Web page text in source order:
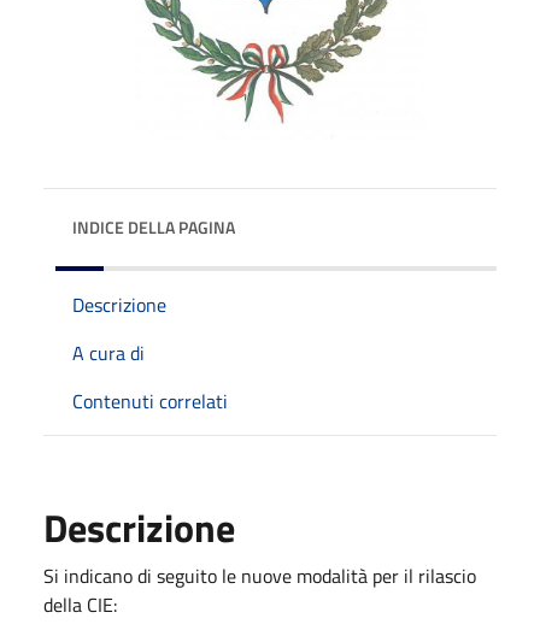
INDICE DELLA PAGINA
Descrizione
A cura di
Contenuti correlati
Descrizione
Si indicano di seguito le nuove modalità per il rilascio
della CIE: